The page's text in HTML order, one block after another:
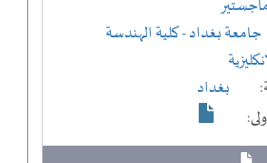
جامعة بغداد- كلية الهندسة
بغداد